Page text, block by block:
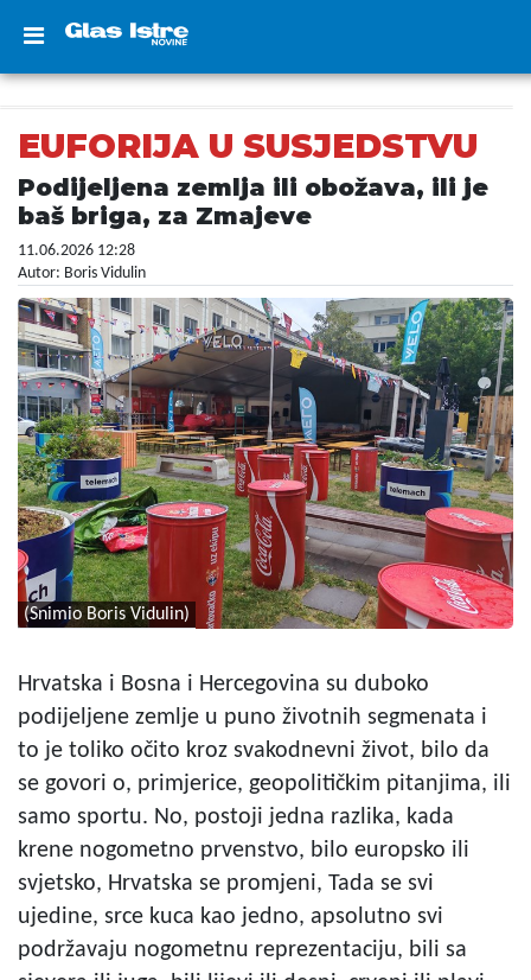
EUFORIJA U SUSJEDSTVU
Podijeljena zemlja ili obožava, ili je
baš briga, za Zmajeve
11.06.2026 12:28
Autor: Boris Vidulin
(Snimio Boris Vidulin)
Hrvatska i Bosna i Hercegovina su duboko
podijeljene zemlje u puno životnih segmenata i
to je toliko očito kroz svakodnevni život, bilo da
se govori o, primjerice, geopolitičkim pitanjima, ili
samo sportu. No, postoji jedna razlika, kada
krene nogometno prvenstvo, bilo europsko ili
svjetsko, Hrvatska se promjeni, Tada se svi
ujedine, srce kuca kao jedno, apsolutno svi
podržavaju nogometnu reprezentaciju, bili sa